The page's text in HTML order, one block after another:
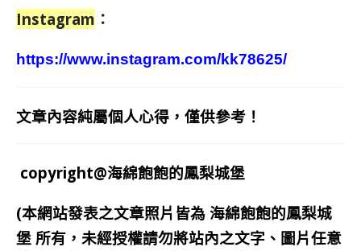
Instagram ：
https://www.instagram.com/kk78625/
文章內容純屬個人心得，僅供參考！
copyright@海綿飽飽的鳳梨城堡
(本網站發表之文章照片皆為 海綿飽飽的鳳梨城
堡 所有，未經授權請勿將站內之文字、圖片任意